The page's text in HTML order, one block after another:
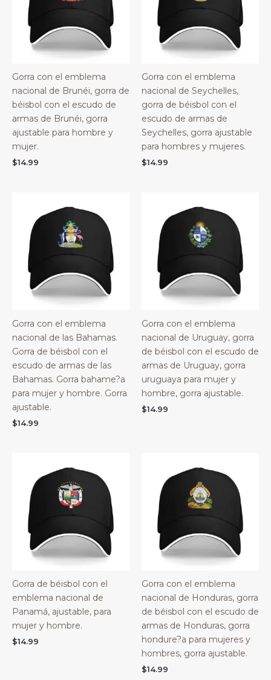
Gorra con el emblema
nacional de Brunéi, gorra de
béisbol con el escudo de
armas de Brunéi, gorra
ajustable para hombre y
mujer.
$14.99
Gorra con el emblema
nacional de Seychelles,
gorra de béisbol con el
escudo de armas de
Seychelles, gorra ajustable
para hombres y mujeres.
$14.99
Gorra con el emblema
nacional de las Bahamas.
Gorra de béisbol con el
escudo de armas de las
Bahamas. Gorra bahame?a
para mujer y hombre. Gorra
ajustable.
$14.99
Gorra con el emblema
nacional de Uruguay, gorra
de béisbol con el escudo de
armas de Uruguay, gorra
uruguaya para mujer y
hombre, gorra ajustable.
$14.99
Gorra de béisbol con el
emblema nacional de
Panamá, ajustable, para
mujer y hombre.
$14.99
Gorra con el emblema
nacional de Honduras, gorra
de béisbol con el escudo de
armas de Honduras, gorra
hondure?a para mujeres y
hombres, gorra ajustable.
$14.99